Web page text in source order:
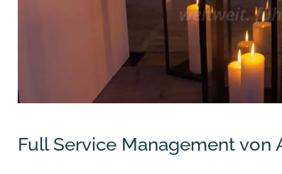
Full Service Management von